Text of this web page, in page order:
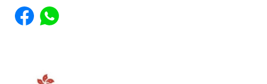
Share to Facebook
Share to WhatsApp